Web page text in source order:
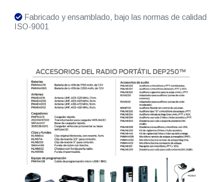
Fabricado y ensamblado, bajo las normas de calidad
ISO-9001